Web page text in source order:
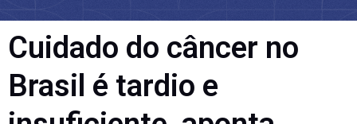
Cuidado do câncer no
Brasil é tardio e